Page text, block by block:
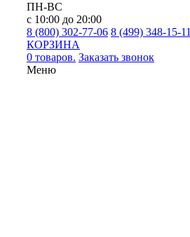
ПН-ВС
с 10:00 до 20:00
8 (800) 302-77-06 8 (499) 348-15-11
КОРЗИНА
0 товаров. Заказать звонок
Меню